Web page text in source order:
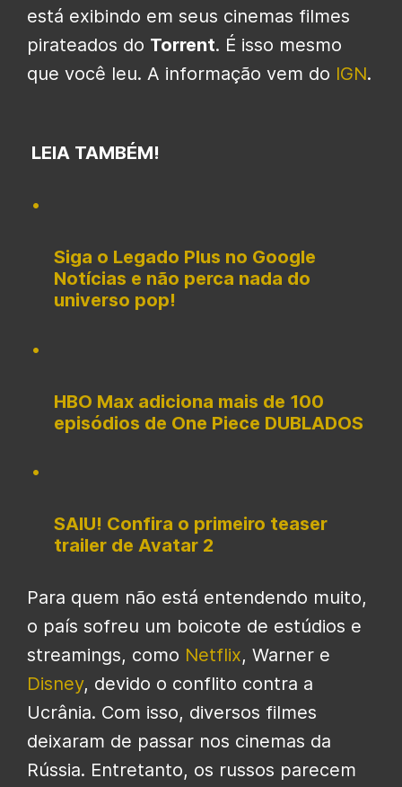
está exibindo em seus cinemas filmes
pirateados do Torrent. É isso mesmo
que você leu. A informação vem do IGN.
LEIA TAMBÉM!
Siga o Legado Plus no Google
Notícias e não perca nada do
universo pop!
HBO Max adiciona mais de 100
episódios de One Piece DUBLADOS
SAIU! Confira o primeiro teaser
trailer de Avatar 2
Para quem não está entendendo muito,
o país sofreu um boicote de estúdios e
streamings, como Netflix, Warner e
Disney, devido o conflito contra a
Ucrânia. Com isso, diversos filmes
deixaram de passar nos cinemas da
Rússia. Entretanto, os russos parecem